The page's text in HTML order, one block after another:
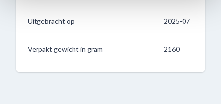
Uitgebracht op 2025-07
Verpakt gewicht in gram 2160